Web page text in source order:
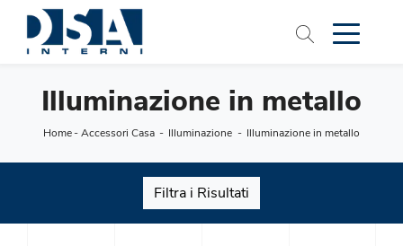
Illuminazione in metallo
Home-Accessori Casa - Illuminazione - Illuminazione in metallo
Filtra i Risultati